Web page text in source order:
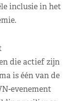
inclusie in het
die actief zijn
is één van de
evenement